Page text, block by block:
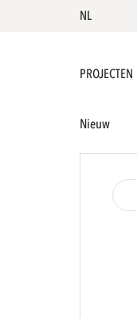
NL
PROJECTEN
Nieuw